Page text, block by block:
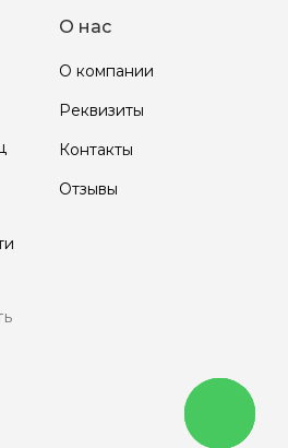
О нас
О компании
Реквизиты
Контакты
Отзывы